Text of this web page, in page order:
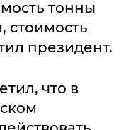
тонны
стоимость
президент.
что в